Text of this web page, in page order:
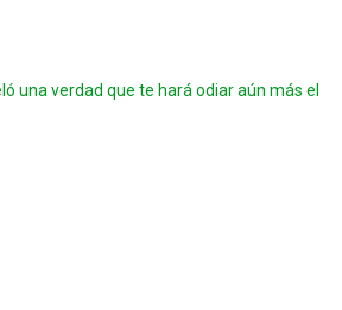
una verdad que te hará odiar aún más el